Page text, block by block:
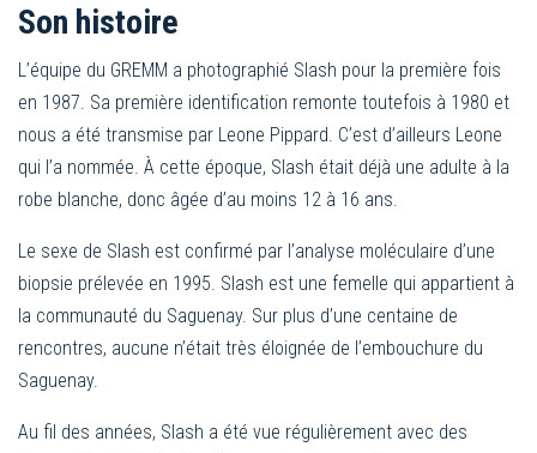
Son histoire
L’équipe du GREMM a photographié Slash pour la première fois
en 1987. Sa première identification remonte toutefois à 1980 et
nous a été transmise par Leone Pippard. C’est d’ailleurs Leone
qui l’a nommée. À cette époque, Slash était déjà une adulte à la
robe blanche, donc âgée d’au moins 12 à 16 ans.
Le sexe de Slash est confirmé par l’analyse moléculaire d’une
biopsie prélevée en 1995. Slash est une femelle qui appartient à
la communauté du Saguenay. Sur plus d’une centaine de
rencontres, aucune n’était très éloignée de l’embouchure du
Saguenay.
Au fil des années, Slash a été vue régulièrement avec des